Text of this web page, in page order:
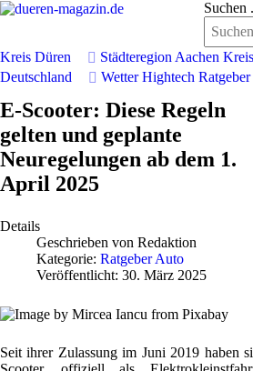
Suchen
Kreis Düren Städteregion Aachen
Deutschland
Wetter Hightech Ratgeber
E-Scooter: Diese Regeln
gelten und geplante
Neuregelungen ab dem 1.
April 2025
Details
Geschrieben von Redaktion
Kategorie: Ratgeber Auto
Veröffentlicht: 30. März 2025
Seit ihrer Zulassung im Juni 2019 haben